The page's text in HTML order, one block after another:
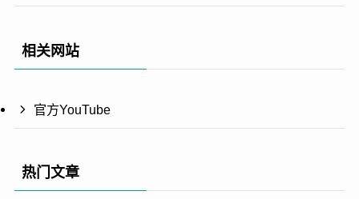
相关网站
官方YouTube
热门文章